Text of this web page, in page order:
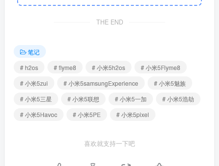
THE END
笔记
# h2os
# flyme8 # 小米5h2os
# 小米5Flyme8
# 小米5zui
# 小米5samsungExperience
# 小米5魅族
# 小米5三星
# 小米5联想 # 小米5一加
# 小米5浩劫
# 小米5Havoc
# 小米5PE # 小米5pixel
喜欢就支持一下吧